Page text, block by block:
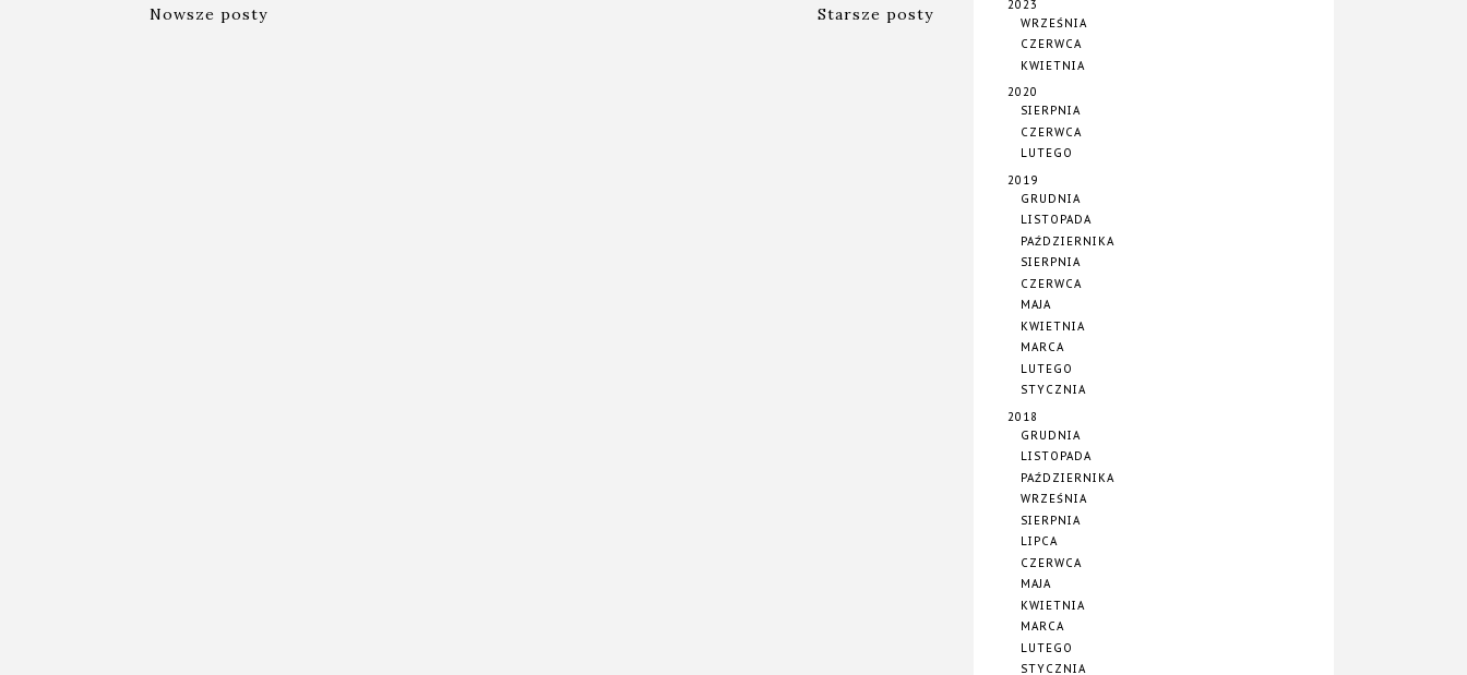
Nowsze posty Starsze posty
2023
WRZEŚNIA
CZERWCA
KWIETNIA
2020
SIERPNIA
CZERWCA
LUTEGO
2019
GRUDNIA
LISTOPADA
PAŹDZIERNIKA
SIERPNIA
CZERWCA
MAJA
KWIETNIA
MARCA
LUTEGO
STYCZNIA
2018
GRUDNIA
LISTOPADA
PAŹDZIERNIKA
WRZEŚNIA
SIERPNIA
LIPCA
CZERWCA
MAJA
KWIETNIA
MARCA
LUTEGO
STYCZNIA